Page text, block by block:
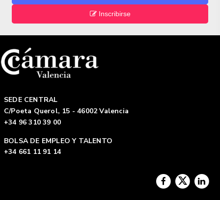
Inscribirse
SEDE CENTRAL
C/Poeta Querol, 15 - 46002 Valencia
+34 96 310 39 00
BOLSA DE EMPLEO Y TALENTO
+34 661 11 91 14